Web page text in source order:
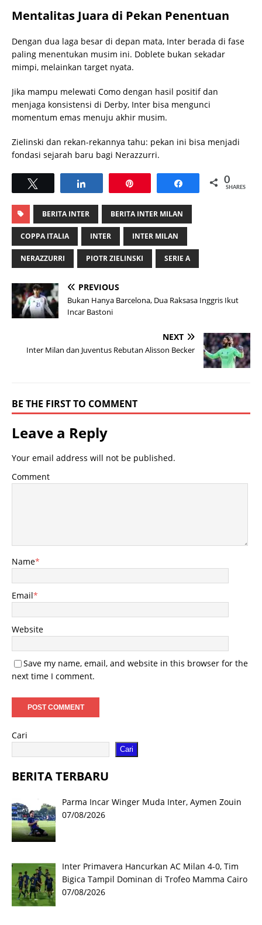
Mentalitas Juara di Pekan Penentuan
Dengan dua laga besar di depan mata, Inter berada di fase
paling menentukan musim ini. Doblete bukan sekadar
mimpi, melainkan target nyata.
Jika mampu melewati Como dengan hasil positif dan
menjaga konsistensi di Derby, Inter bisa mengunci
momentum emas menuju akhir musim.
Zielinski dan rekan-rekannya tahu: pekan ini bisa menjadi
fondasi sejarah baru bagi Nerazzurri.
Share 0
SHARES
BERITA INTER BERITA INTER MILAN
COPPA ITALIA INTER INTER MILAN
NERAZZURRI PIOTR ZIELINSKI SERIE A
PREVIOUS
Bukan Hanya Barcelona, Dua Raksasa Inggris Ikut
Incar Bastoni
NEXT
Inter Milan dan Juventus Rebutan Alisson Becker
BE THE FIRST TO COMMENT
Leave a Reply
Your email address will not be published.
Comment
Name*
Email*
Website
Save my name, email, and website in this browser for the
next time I comment.
Cari
Cari
BERITA TERBARU
Parma Incar Winger Muda Inter, Aymen Zouin
07/08/2026
Inter Primavera Hancurkan AC Milan 4-0, Tim
Bigica Tampil Dominan di Trofeo Mamma Cairo
07/08/2026